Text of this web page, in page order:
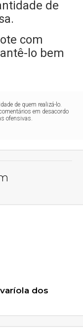
de
com
lo bem
de quem realizá-lo.
em desacordo
ofensivas.
dos